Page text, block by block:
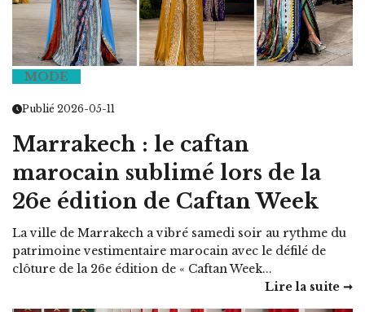
MODE
Publié 2026-05-11
Marrakech : le caftan
marocain sublimé lors de la
26e édition de Caftan Week
La ville de Marrakech a vibré samedi soir au rythme du
patrimoine vestimentaire marocain avec le défilé de
clôture de la 26e édition de « Caftan Week...
Lire la suite ➞